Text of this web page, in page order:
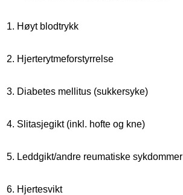
1. Høyt blodtrykk
2. Hjerterytmeforstyrrelse
3. Diabetes mellitus (sukkersyke)
4. Slitasjegikt (inkl. hofte og kne)
5. Leddgikt/andre reumatiske sykdommer
6. Hjertesvikt